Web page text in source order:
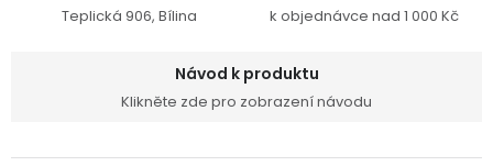
Teplická 906, Bílina k objednávce nad 1 000 Kč
Návod k produktu
Klikněte zde pro zobrazení návodu